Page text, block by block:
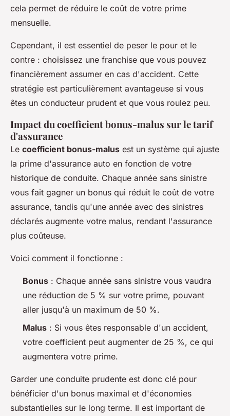
cela permet de réduire le coût de votre prime
mensuelle.
Cependant, il est essentiel de peser le pour et le
contre : choisissez une franchise que vous pouvez
financièrement assumer en cas d'accident. Cette
stratégie est particulièrement avantageuse si vous
êtes un conducteur prudent et que vous roulez peu.
Impact du coefficient bonus-malus sur le tarif
d'assurance
Le coefficient bonus-malus est un système qui ajuste
la prime d'assurance auto en fonction de votre
historique de conduite. Chaque année sans sinistre
vous fait gagner un bonus qui réduit le coût de votre
assurance, tandis qu'une année avec des sinistres
déclarés augmente votre malus, rendant l'assurance
plus coûteuse.
Voici comment il fonctionne :
Bonus : Chaque année sans sinistre vous vaudra
une réduction de 5 % sur votre prime, pouvant
aller jusqu'à un maximum de 50 %.
Malus : Si vous êtes responsable d'un accident,
votre coefficient peut augmenter de 25 %, ce qui
augmentera votre prime.
Garder une conduite prudente est donc clé pour
bénéficier d'un bonus maximal et d'économies
substantielles sur le long terme. Il est important de